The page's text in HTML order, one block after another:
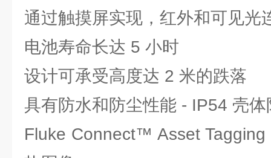
通过触摸屏实现，红外和可见光
电池寿命长达 5 小时
设计可承受高度达 2 米的跌落
具有防水和防尘性能 - IP54 壳体
Fluke Connect™ Asset